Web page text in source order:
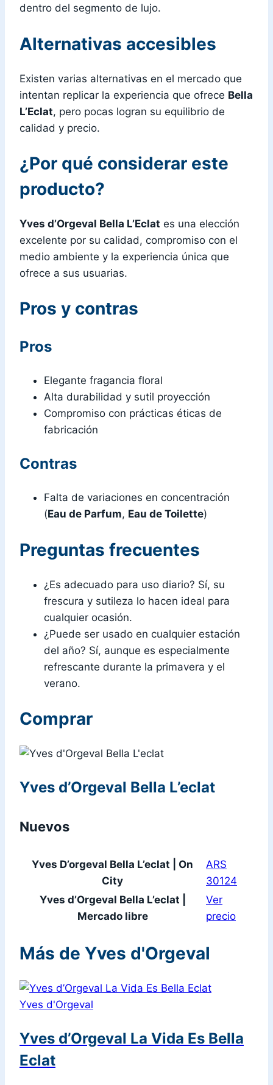
dentro del segmento de lujo.
Alternativas accesibles
Existen varias alternativas en el mercado que
intentan replicar la experiencia que ofrece Bella
L’Eclat, pero pocas logran su equilibrio de
calidad y precio.
¿Por qué considerar este
producto?
Yves d’Orgeval Bella L’Eclat es una elección
excelente por su calidad, compromiso con el
medio ambiente y la experiencia única que
ofrece a sus usuarias.
Pros y contras
Pros
Elegante fragancia floral
Alta durabilidad y sutil proyección
Compromiso con prácticas éticas de
fabricación
Contras
Falta de variaciones en concentración
(Eau de Parfum, Eau de Toilette)
Preguntas frecuentes
¿Es adecuado para uso diario? Sí, su
frescura y sutileza lo hacen ideal para
cualquier ocasión.
¿Puede ser usado en cualquier estación
del año? Sí, aunque es especialmente
refrescante durante la primavera y el
verano.
Comprar
Yves d’Orgeval Bella L’eclat
Nuevos
Yves D’orgeval Bella L’eclat | On
City
ARS
30124
Yves d’Orgeval Bella L’eclat |
Mercado libre
Ver
precio
Más de Yves d'Orgeval
Yves d'Orgeval
Yves d’Orgeval La Vida Es Bella
Eclat